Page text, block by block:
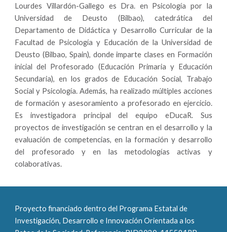
Lourdes Villardón-Gallego es Dra. en Psicología por la
Universidad de Deusto (Bilbao), catedrática del
Departamento de Didáctica y Desarrollo Curricular de la
Facultad de Psicología y Educación de la Universidad de
Deusto (Bilbao, Spain), donde imparte clases en Formación
inicial del Profesorado (Educación Primaria y Educación
Secundaria), en los grados de Educación Social, Trabajo
Social y Psicología. Además, ha realizado múltiples acciones
de formación y asesoramiento a profesorado en ejercicio.
Es investigadora principal del equipo eDucaR. Sus
proyectos de investigación se centran en el desarrollo y la
evaluación de competencias, en la formación y desarrollo
del profesorado y en las metodologías activas y
colaborativas.
Proyecto financiado dentro del Programa Estatal de
Investigación, Desarrollo e Innovación Orientada a los